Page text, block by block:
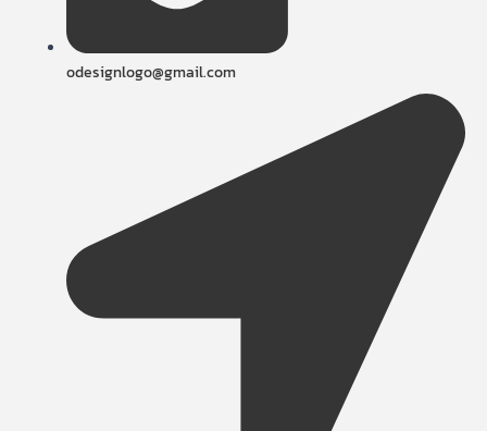
odesignlogo@gmail.com